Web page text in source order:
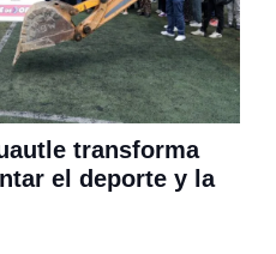
transforma
el deporte y la